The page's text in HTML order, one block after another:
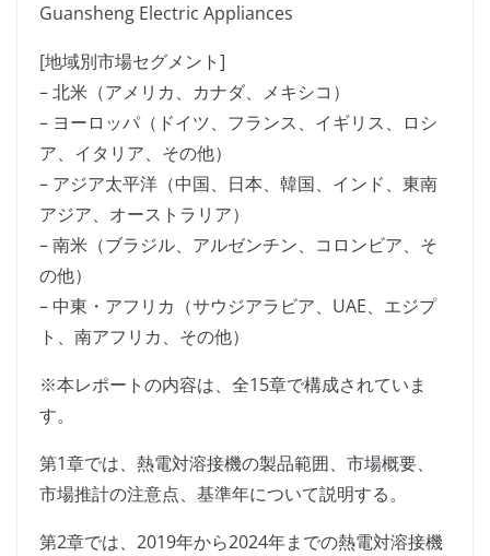
Guansheng Electric Appliances
[地域別市場セグメント]
– 北米（アメリカ、カナダ、メキシコ）
– ヨーロッパ（ドイツ、フランス、イギリス、ロシ
ア、イタリア、その他）
– アジア太平洋（中国、日本、韓国、インド、東南
アジア、オーストラリア）
– 南米（ブラジル、アルゼンチン、コロンビア、そ
の他）
– 中東・アフリカ（サウジアラビア、UAE、エジプ
ト、南アフリカ、その他）
※本レポートの内容は、全15章で構成されていま
す。
第1章では、熱電対溶接機の製品範囲、市場概要、
市場推計の注意点、基準年について説明する。
第2章では、2019年から2024年までの熱電対溶接機